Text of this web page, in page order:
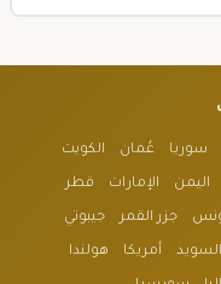
سوريا عُمان الكويت
اليمن الإمارات قطر
جزر القمر جيبوتي
السويد أمريكا هولندا